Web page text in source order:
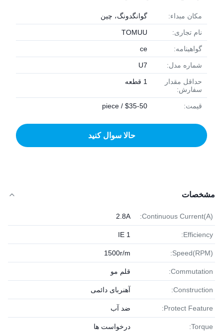
مکان مبداء: گوانگدونگ، چین
نام تجاری: TOMUU
گواهینامه: ce
شماره مدل: U7
حداقل مقدار
سفارش:
1 قطعه
قیمت: $35-50 / piece
حالا سوال کنيد
مشخصات
Continuous Current(A):
2.8A
Efficiency:
IE 1
Speed(RPM):
1500r/m
Commutation: قلم مو
Construction: آهنربای دائمی
Protect Feature: ضد آب
Torque: درخواست ها